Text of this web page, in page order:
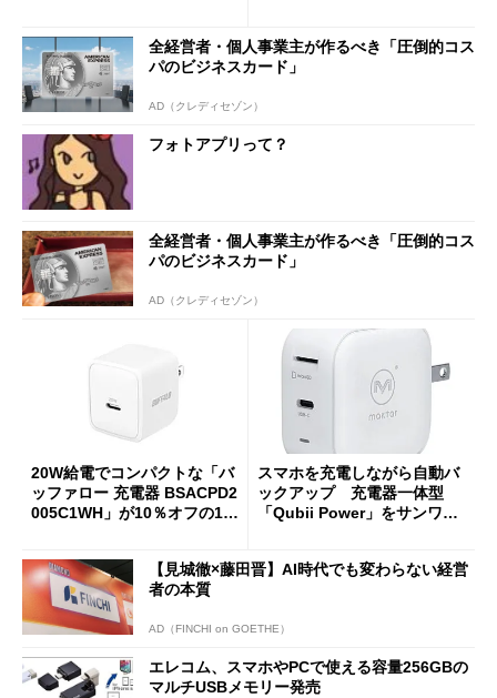
全経営者・個人事業主が作るべき「圧倒的コス
パのビジネスカード」
AD（クレディセゾン）
フォトアプリって？
全経営者・個人事業主が作るべき「圧倒的コス
パのビジネスカード」
AD（クレディセゾン）
20W給電でコンパクトな「バ
ッファロー 充電器 BSACPD2
005C1WH」が10％オフの11
スマホを充電しながら自動バ
ックアップ 充電器一体型
「Qubii Power」をサンワが
【見城徹×藤田晋】AI時代でも変わらない経営
者の本質
AD（FINCHI on GOETHE）
エレコム、スマホやPCで使える容量256GBの
マルチUSBメモリー発売